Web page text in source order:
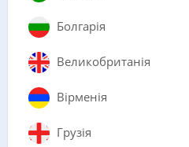
Болгарія
Великобританія
Вірменія
Грузія